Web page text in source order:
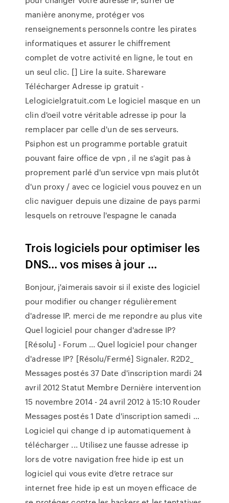
manière anonyme, protéger vos
renseignements personnels contre les pirates
informatiques et assurer le chiffrement
complet de votre activité en ligne, le tout en
un seul clic. [] Lire la suite. Shareware
Télécharger Adresse ip gratuit -
Lelogicielgratuit.com Le logiciel masque en un
clin d'oeil votre véritable adresse ip pour la
remplacer par celle d'un de ses serveurs.
Psiphon est un programme portable gratuit
pouvant faire office de vpn , il ne s'agit pas à
proprement parlé d'un service vpn mais plutôt
d'un proxy / avec ce logiciel vous pouvez en un
clic naviguer depuis une dizaine de pays parmi
lesquels on retrouve l'espagne le canada
Trois logiciels pour optimiser les
DNS... vos mises à jour ...
Bonjour, j'aimerais savoir si il existe des logiciel
pour modifier ou changer régulièrement
d'adresse IP. merci de me repondre au plus vite
Quel logiciel pour changer d'adresse IP?
[Résolu] - Forum ... Quel logiciel pour changer
d'adresse IP? [Résolu/Fermé] Signaler. R2D2_
Messages postés 37 Date d'inscription mardi 24
avril 2012 Statut Membre Dernière intervention
15 novembre 2014 - 24 avril 2012 à 15:10 Rouder
Messages postés 1 Date d'inscription samedi …
Logiciel qui change d ip automatiquement à
télécharger ... Utilisez une fausse adresse ip
lors de votre navigation free hide ip est un
logiciel qui vous evite d’etre retrace sur
internet free hide ip est un moyen efficace de